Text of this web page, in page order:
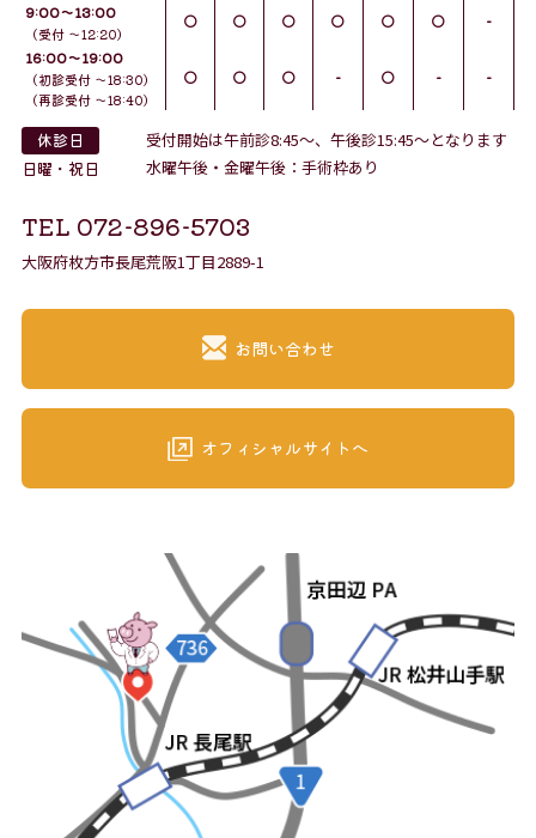
9:00〜13:00
（受付 ～12:20）
○ ○ ○ ○ ○ ○
-
16:00〜19:00
（初診受付 ～18:30）
（再診受付 ～18:40）
○ ○ ○ - ○ - -
休診日
日曜・祝日
受付開始は午前診8:45～、午後診15:45～となります
水曜午後・金曜午後：手術枠あり
TEL 072-896-5703
大阪府枚方市長尾荒阪1丁目2889-1
お問い合わせ
オフィシャルサイトへ